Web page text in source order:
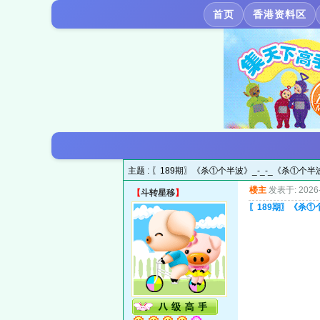
首页 香港资料区
主题 : 〖189期〗《杀①个半波》_-_-_《杀①个半
【斗转星移】 楼主 发表于:
〖189期〗《杀①